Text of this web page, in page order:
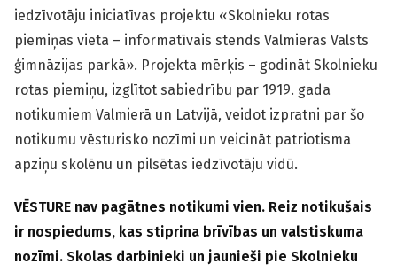
iedzīvotāju iniciatīvas projektu «Skolnieku rotas
piemiņas vieta – informatīvais stends Valmieras Valsts
ģimnāzijas parkā». Projekta mērķis – godināt Skolnieku
rotas piemiņu, izglītot sabiedrību par 1919. gada
notikumiem Valmierā un Latvijā, veidot izpratni par šo
notikumu vēsturisko nozīmi un veicināt patriotisma
apziņu skolēnu un pilsētas iedzīvotāju vidū.
VĒSTURE nav pagātnes notikumi vien. Reiz notikušais
ir nospiedums, kas stiprina brīvības un valstiskuma
nozīmi. Skolas darbinieki un jaunieši pie Skolnieku